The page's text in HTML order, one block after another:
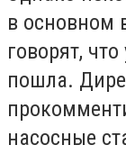
в основном
говорят,
пошла.
насосные